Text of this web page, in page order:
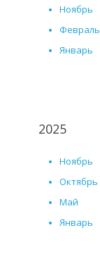
Ноябрь
Февраль
Январь
2025
Ноябрь
Октябрь
Май
Январь